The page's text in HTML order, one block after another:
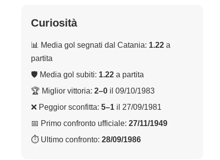
Curiosità
📊 Media gol segnati dal Catania: 1.22 a
partita
🛡 Media gol subiti: 1.22 a partita
🏆 Miglior vittoria: 2–0 il 09/10/1983
❌ Peggior sconfitta: 5–1 il 27/09/1981
📅 Primo confronto ufficiale: 27/11/1949
⏱ Ultimo confronto: 28/09/1986